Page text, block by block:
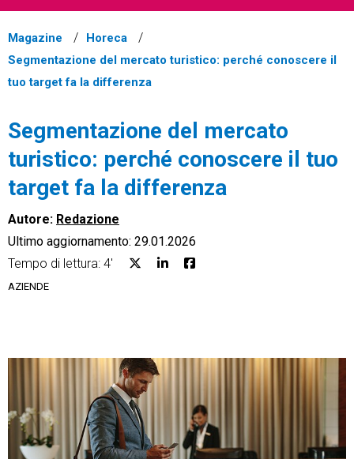
Ecommerce
Financial Solutions
HR
Trust Services
Magazine
Horeca
Segmentazione del mercato turistico: perché conoscere il
tuo target fa la differenza
Segmentazione del mercato
turistico: perché conoscere il tuo
target fa la differenza
Autore: Redazione
Ultimo aggiornamento: 29.01.2026
Tempo di lettura: 4'
AZIENDE